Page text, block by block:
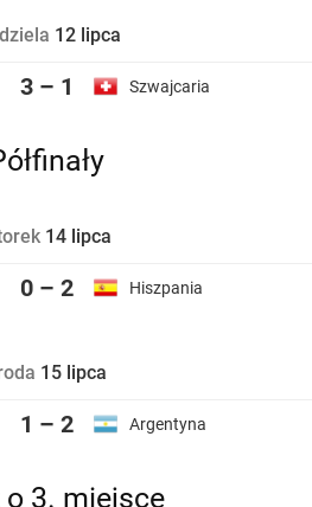
12 lipca
3 – 1 Szwajcaria
14 lipca
0 – 2 Hiszpania
15 lipca
1 – 2 Argentyna
o 3. miejsce